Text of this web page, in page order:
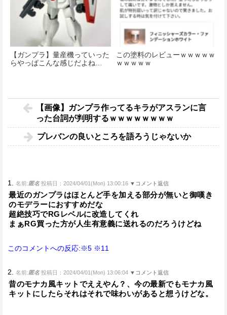
【ガンプラ】量産機っていった
らやっぱこんな感じだよね…
この塗料のレビューｗｗｗｗｗ
ｗｗｗｗｗ
【画像】ガンプラ作ってるキラがアスランに言
った台詞が判明するｗｗｗｗｗｗｗｗ
プレバンの良いところを語ろうじゃないか
1. 名前:匿名 投稿日：2024/04/01(Mon) 13:00:16 ▼コメント返信
最近のガンプラはほとんど手を加える部分が無いと御嘆き
のモデラーにおすすめだな
超絶技巧でRGレベルに改造してくれ
まぁRG買った方が人生有意義に送れるのだろうけどね
このコメントへの反応:※5 ※11
2. 名前:匿名 投稿日：2024/04/01(Mon) 13:06:04 ▼コメント返信
昔のモナカ風キットでええやん？、今の最新でもモナカ風
キットにしたらそれはそれで味わいがあると想うけどな。